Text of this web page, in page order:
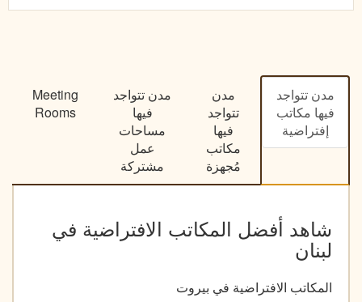
مدن تتواجد
فيها مكاتب
إفتراضية
مدن
تتواجد
فيها
مكاتب
مُجهزة
مدن تتواجد
فيها
مساحات
عمل
مشتركة
Meeting
Rooms
شاهد أفضل المكاتب الافتراضية في
لبنان
المكاتب الافتراضية في بيروت